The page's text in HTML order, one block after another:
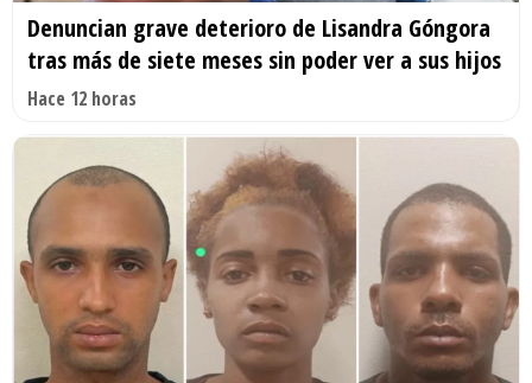
Denuncian grave deterioro de Lisandra Góngora
tras más de siete meses sin poder ver a sus hijos
Hace 12 horas